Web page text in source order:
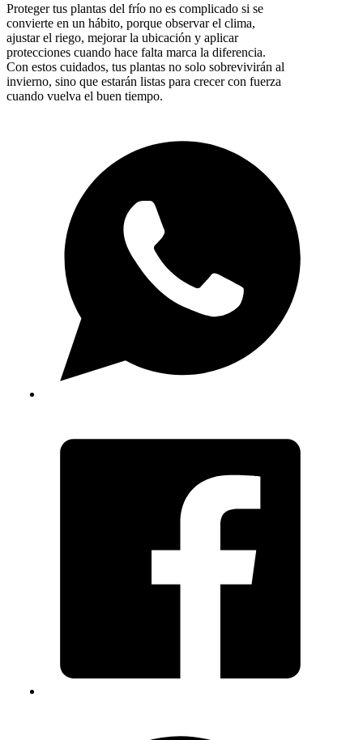
Proteger tus plantas del frío no es complicado si se
convierte en un hábito, porque observar el clima,
ajustar el riego, mejorar la ubicación y aplicar
protecciones cuando hace falta marca la diferencia.
Con estos cuidados, tus plantas no solo sobrevivirán al
invierno, sino que estarán listas para crecer con fuerza
cuando vuelva el buen tiempo.